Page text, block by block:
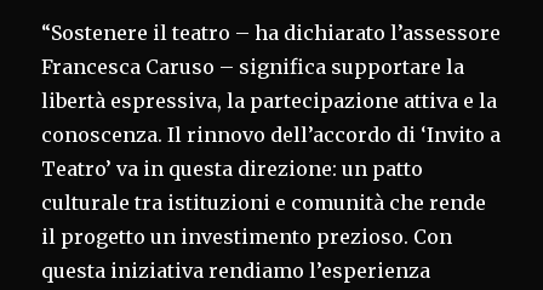
“Sostenere il teatro – ha dichiarato l’assessore
Francesca Caruso – significa supportare la
libertà espressiva, la partecipazione attiva e la
conoscenza. Il rinnovo dell’accordo di ‘Invito a
Teatro’ va in questa direzione: un patto
culturale tra istituzioni e comunità che rende
il progetto un investimento prezioso. Con
questa iniziativa rendiamo l’esperienza